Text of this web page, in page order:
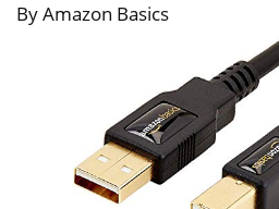
By Amazon Basics